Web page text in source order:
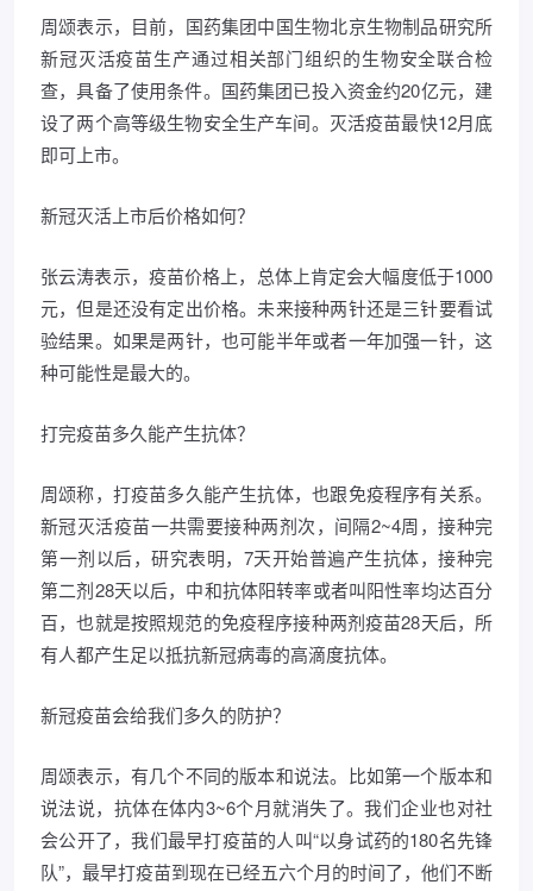
周颂表示，目前，国药集团中国生物北京生物制品研究所
新冠灭活疫苗生产通过相关部门组织的生物安全联合检
查，具备了使用条件。国药集团已投入资金约20亿元，建
设了两个高等级生物安全生产车间。灭活疫苗最快12月底
即可上市。
新冠灭活上市后价格如何？
张云涛表示，疫苗价格上，总体上肯定会大幅度低于1000
元，但是还没有定出价格。未来接种两针还是三针要看试
验结果。如果是两针，也可能半年或者一年加强一针，这
种可能性是最大的。
打完疫苗多久能产生抗体？
周颂称，打疫苗多久能产生抗体，也跟免疫程序有关系。
新冠灭活疫苗一共需要接种两剂次，间隔2~4周，接种完
第一剂以后，研究表明，7天开始普遍产生抗体，接种完
第二剂28天以后，中和抗体阳转率或者叫阳性率均达百分
百，也就是按照规范的免疫程序接种两剂疫苗28天后，所
有人都产生足以抵抗新冠病毒的高滴度抗体。
新冠疫苗会给我们多久的防护？
周颂表示，有几个不同的版本和说法。比如第一个版本和
说法说，抗体在体内3~6个月就消失了。我们企业也对社
会公开了，我们最早打疫苗的人叫“以身试药的180名先锋
队”，最早打疫苗到现在已经五六个月的时间了，他们不断